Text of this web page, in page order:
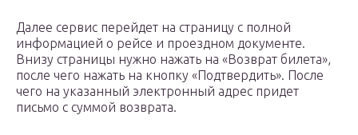
Далее сервис перейдет на страницу с полной
информацией о рейсе и проездном документе.
Внизу страницы нужно нажать на «Возврат билета»,
после чего нажать на кнопку «Подтвердить». После
чего на указанный электронный адрес придет
письмо с суммой возврата.